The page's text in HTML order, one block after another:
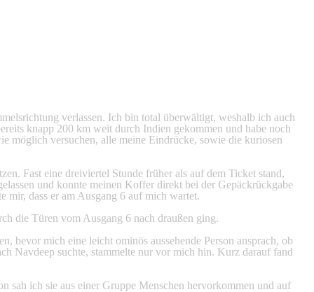
verlassen. Ich bin total überwältigt, weshalb ich auch
knapp 200 km weit durch Indien gekommen und habe noch
möglich versuchen, alle meine Eindrücke, sowie die kuriosen
Fast eine dreiviertel Stunde früher als auf dem Ticket stand,
und konnte meinen Koffer direkt bei der Gepäckrückgabe
mir, dass er am Ausgang 6 auf mich wartet.
die Türen vom Ausgang 6 nach draußen ging.
bevor mich eine leicht ominös aussehende Person ansprach, ob
Navdeep suchte, stammelte nur vor mich hin. Kurz darauf fand
sah ich sie aus einer Gruppe Menschen hervorkommen und auf